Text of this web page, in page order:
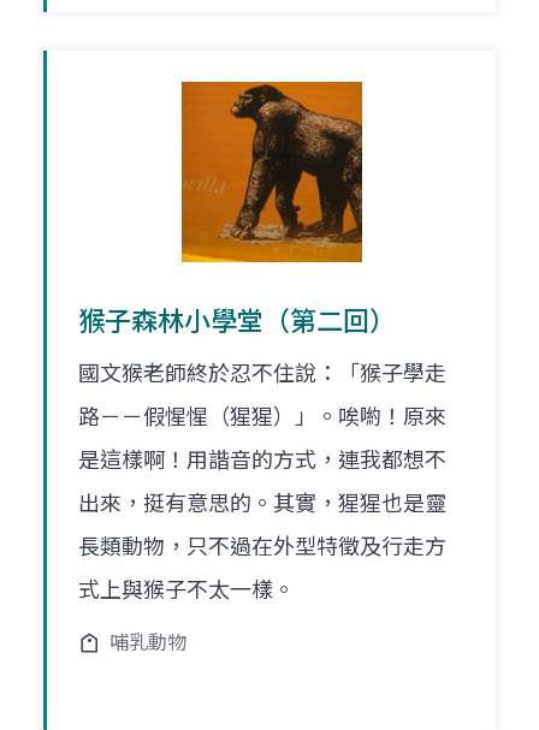
猴子森林小學堂（第二回）
國文猴老師終於忍不住說：「猴子學走
路－－假惺惺（猩猩）」。唉喲！原來
是這樣啊！用諧音的方式，連我都想不
出來，挺有意思的。其實，猩猩也是靈
長類動物，只不過在外型特徵及行走方
式上與猴子不太一樣。
哺乳動物